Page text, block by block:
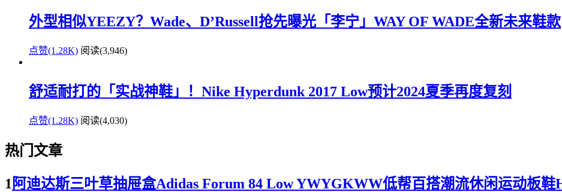
外型相似YEEZY？Wade、D’Russell抢先曝光「李宁」WAY OF WADE全新未来鞋款
点赞(1.28K) 阅读(3,946)
舒适耐打的「实战神鞋」！Nike Hyperdunk 2017 Low预计2024夏季再度复刻
点赞(1.28K) 阅读(4,030)
热门文章
1 阿迪达斯三叶草抽屉盒Adidas Forum 84 Low YWYGKWW低帮百搭潮流休闲运动板鞋